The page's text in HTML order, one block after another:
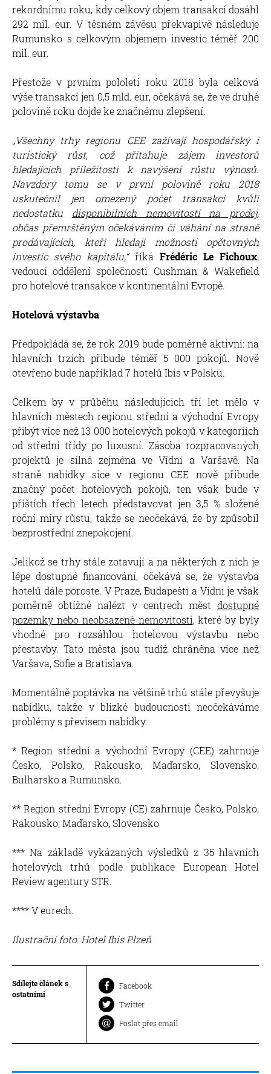
rekordnímu roku, kdy celkový objem transakcí dosáhl
292 mil. eur. V těsném závěsu překvapivě následuje
Rumunsko s celkovým objemem investic téměř 200
mil. eur.
Přestože v prvním pololetí roku 2018 byla celková
výše transakcí jen 0,5 mld. eur, očekává se, že ve druhé
polovině roku dojde ke značnému zlepšení.
„Všechny trhy regionu CEE zažívají hospodářský i
turistický růst, což přitahuje zájem investorů
hledajících příležitosti k navýšení růstu výnosů.
Navzdory tomu se v první polovině roku 2018
uskutečnil jen omezený počet transakcí kvůli
nedostatku disponibilních nemovitostí na prodej,
občas přemrštěným očekáváním či váhání na straně
prodávajících, kteří hledají možnosti opětovných
investic svého kapitálu,“ říká Frédéric Le Fichoux,
vedoucí oddělení společnosti Cushman & Wakefield
pro hotelové transakce v kontinentální Evropě.
Hotelová výstavba
Předpokládá se, že rok 2019 bude poměrně aktivní: na
hlavních trzích přibude téměř 5 000 pokojů. Nově
otevřeno bude například 7 hotelů Ibis v Polsku.
Celkem by v průběhu následujících tří let mělo v
hlavních městech regionu střední a východní Evropy
přibýt více než 13 000 hotelových pokojů v kategoriích
od střední třídy po luxusní. Zásoba rozpracovaných
projektů je silná zejména ve Vídni a Varšavě. Na
straně nabídky sice v regionu CEE nově přibude
značný počet hotelových pokojů, ten však bude v
příštích třech letech představovat jen 3,5 % složené
roční míry růstu, takže se neočekává, že by způsobil
bezprostřední znepokojení.
Jelikož se trhy stále zotavují a na některých z nich je
lépe dostupné financování, očekává se, že výstavba
hotelů dále poroste. V Praze, Budapešti a Vídni je však
poměrně obtížné nalézt v centrech měst dostupné
pozemky nebo neobsazené nemovitosti, které by byly
vhodné pro rozsáhlou hotelovou výstavbu nebo
přestavby. Tato města jsou tudíž chráněna více než
Varšava, Sofie a Bratislava.
Momentálně poptávka na většině trhů stále převyšuje
nabídku, takže v blízké budoucnosti neočekáváme
problémy s převisem nabídky.
* Region střední a východní Evropy (CEE) zahrnuje
Česko, Polsko, Rakousko, Maďarsko, Slovensko,
Bulharsko a Rumunsko.
** Region střední Evropy (CE) zahrnuje Česko, Polsko,
Rakousko, Maďarsko, Slovensko
*** Na základě vykázaných výsledků z 35 hlavních
hotelových trhů podle publikace European Hotel
Review agentury STR.
**** V eurech.
Ilustrační foto: Hotel Ibis Plzeň
Sdílejte článek s
ostatními
Facebook
Twitter
Poslat přes email